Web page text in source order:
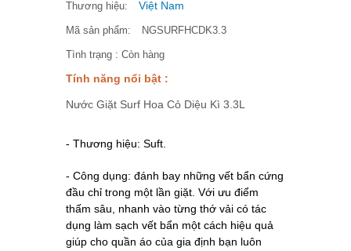
Thương hiệu: Việt Nam
Mã sản phẩm: NGSURFHCDK3.3
Tình trạng : Còn hàng
Tính năng nổi bật :
Nước Giặt Surf Hoa Cỏ Diệu Kì 3.3L
- Thương hiệu: Suft.
- Công dụng: đánh bay những vết bẩn cứng
đầu chỉ trong một lần giặt. Với ưu điểm
thấm sâu, nhanh vào từng thớ vải có tác
dụng làm sạch vết bẩn một cách hiệu quả
giúp cho quần áo của gia định bạn luôn